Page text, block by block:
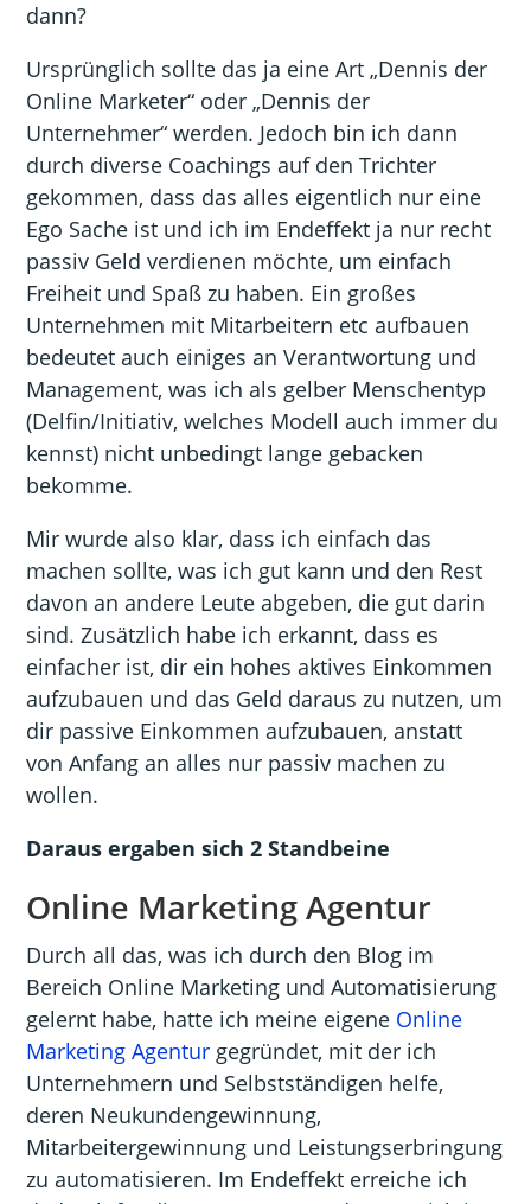
dann?
Ursprünglich sollte das ja eine Art „Dennis der
Online Marketer“ oder „Dennis der
Unternehmer“ werden. Jedoch bin ich dann
durch diverse Coachings auf den Trichter
gekommen, dass das alles eigentlich nur eine
Ego Sache ist und ich im Endeffekt ja nur recht
passiv Geld verdienen möchte, um einfach
Freiheit und Spaß zu haben. Ein großes
Unternehmen mit Mitarbeitern etc aufbauen
bedeutet auch einiges an Verantwortung und
Management, was ich als gelber Menschentyp
(Delfin/Initiativ, welches Modell auch immer du
kennst) nicht unbedingt lange gebacken
bekomme.
Mir wurde also klar, dass ich einfach das
machen sollte, was ich gut kann und den Rest
davon an andere Leute abgeben, die gut darin
sind. Zusätzlich habe ich erkannt, dass es
einfacher ist, dir ein hohes aktives Einkommen
aufzubauen und das Geld daraus zu nutzen, um
dir passive Einkommen aufzubauen, anstatt
von Anfang an alles nur passiv machen zu
wollen.
Daraus ergaben sich 2 Standbeine
Online Marketing Agentur
Durch all das, was ich durch den Blog im
Bereich Online Marketing und Automatisierung
gelernt habe, hatte ich meine eigene Online
Marketing Agentur gegründet, mit der ich
Unternehmern und Selbstständigen helfe,
deren Neukundengewinnung,
Mitarbeitergewinnung und Leistungserbringung
zu automatisieren. Im Endeffekt erreiche ich